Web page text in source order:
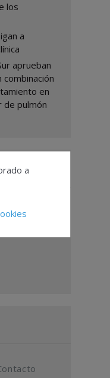
los
a
aprueban
combinación
en
de pulmón
a